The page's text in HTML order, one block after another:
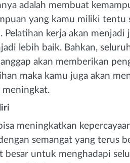
adalah membuat
yang kamu miliki tentu
Pelatihan kerja akan
lebih baik. Bahkan,
akan memberikan
maka kamu juga akan
meningkat.
meningkatkan
semangat yang terus
besar untuk menghadapi